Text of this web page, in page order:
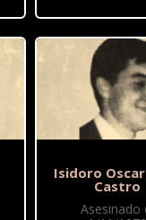
Isidoro
Castro
Asesinado